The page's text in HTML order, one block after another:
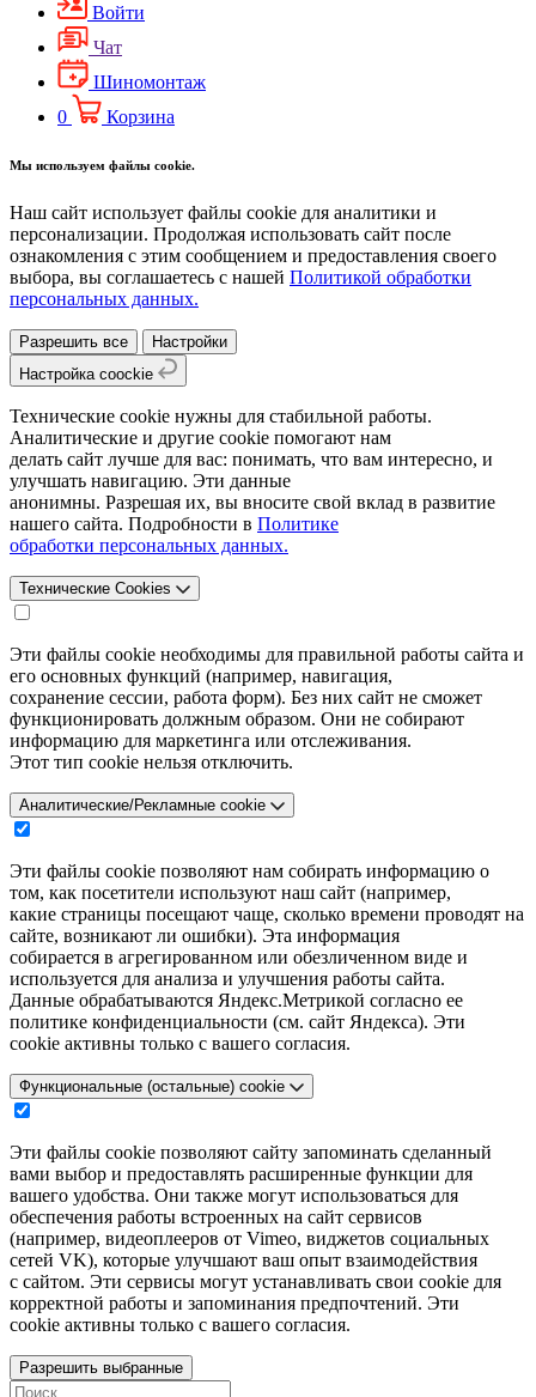
Войти
Чат
Шиномонтаж
0
Корзина
Мы используем файлы cookie.
Наш сайт использует файлы cookie для аналитики и
персонализации. Продолжая использовать сайт после
ознакомления с этим сообщением и предоставления своего
выбора, вы соглашаетесь с нашей Политикой обработки
персональных данных.
Разрешить все
Настройки
Настройка coockie
Технические cookie нужны для стабильной работы.
Аналитические и другие cookie помогают нам
делать сайт лучше для вас: понимать, что вам интересно, и
улучшать навигацию. Эти данные
анонимны. Разрешая их, вы вносите свой вклад в развитие
нашего сайта. Подробности в Политике
обработки персональных данных.
Технические Cookies
Эти файлы cookie необходимы для правильной работы сайта и
его основных функций (например, навигация,
сохранение сессии, работа форм). Без них сайт не сможет
функционировать должным образом. Они не собирают
информацию для маркетинга или отслеживания.
Этот тип cookie нельзя отключить.
Аналитические/Рекламные cookie
Эти файлы cookie позволяют нам собирать информацию о
том, как посетители используют наш сайт (например,
какие страницы посещают чаще, сколько времени проводят на
сайте, возникают ли ошибки). Эта информация
собирается в агрегированном или обезличенном виде и
используется для анализа и улучшения работы сайта.
Данные обрабатываются Яндекс.Метрикой согласно ее
политике конфиденциальности (см. сайт Яндекса). Эти
cookie активны только с вашего согласия.
Функциональные (остальные) cookie
Эти файлы cookie позволяют сайту запоминать сделанный
вами выбор и предоставлять расширенные функции для
вашего удобства. Они также могут использоваться для
обеспечения работы встроенных на сайт сервисов
(например, видеоплееров от Vimeo, виджетов социальных
сетей VK), которые улучшают ваш опыт взаимодействия
с сайтом. Эти сервисы могут устанавливать свои cookie для
корректной работы и запоминания предпочтений. Эти
cookie активны только с вашего согласия.
Разрешить выбранные